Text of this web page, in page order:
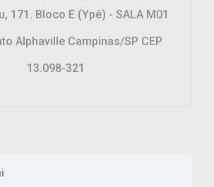
171. Bloco E (Ypê) - SALA M01
Alphaville Campinas/SP CEP
13.098-321